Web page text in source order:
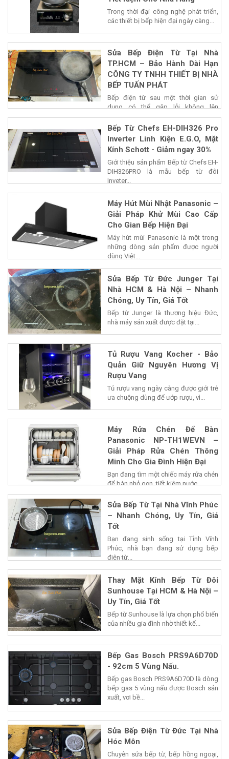
Trong thời đại công nghệ phát triển,
các thiết bị bếp hiện đại ngày càng...
Sửa Bếp Điện Từ Tại Nhà
TP.HCM – Bảo Hành Dài Hạn
CÔNG TY TNHH THIẾT BỊ NHÀ
BẾP TUẤN PHÁT
Bếp điện từ sau một thời gian sử
dụng có thể gặp lỗi không lên
nguồn,...
Bếp Từ Chefs EH-DIH326 Pro
Inverter Linh Kiện E.G.O, Mặt
Kính Schott - Giảm ngay 30%
Giới thiệu sản phẩm Bếp từ Chefs EH-
DIH326PRO là mẫu bếp từ đôi
Inveter...
Máy Hút Mùi Nhật Panasonic –
Giải Pháp Khử Mùi Cao Cấp
Cho Gian Bếp Hiện Đại
Máy hút mùi Panasonic là một trong
những dòng sản phẩm được người
dùng Việt...
Sửa Bếp Từ Đức Junger Tại
Nhà HCM & Hà Nội – Nhanh
Chóng, Uy Tín, Giá Tốt
Bếp từ Junger là thương hiệu Đức,
nhà máy sản xuất được đặt tại...
Tủ Rượu Vang Kocher - Bảo
Quản Giữ Nguyên Hương Vị
Rượu Vang
Tủ rượu vang ngày càng được giới trẻ
ưa chuộng dùng để ướp rượu, vì...
Máy Rửa Chén Để Bàn
Panasonic NP-TH1WEVN –
Giải Pháp Rửa Chén Thông
Minh Cho Gia Đình Hiện Đại
Bạn đang tìm một chiếc máy rửa chén
để bàn nhỏ gọn, tiết kiệm nước...
Sửa Bếp Từ Tại Nhà Vĩnh Phúc
– Nhanh Chóng, Uy Tín, Giá
Tốt
Bạn đang sinh sống tại Tỉnh Vĩnh
Phúc, nhà bạn đang sử dụng bếp
điện từ...
Thay Mặt Kính Bếp Từ Đôi
Sunhouse Tại HCM & Hà Nội –
Uy Tín, Giá Tốt
Bếp từ Sunhouse là lựa chọn phổ biến
của nhiều gia đình nhờ thiết kế...
Bếp Gas Bosch PRS9A6D70D
- 92cm 5 Vùng Nấu.
Bếp gas Bosch PRS9A6D70D là dòng
bếp gas 5 vùng nấu được Bosch sản
xuất, vơi bề...
Sửa Bếp Điện Từ Đức Tại Nhà
Hóc Môn
Chuyên sửa bếp từ, bếp hồng ngoại,